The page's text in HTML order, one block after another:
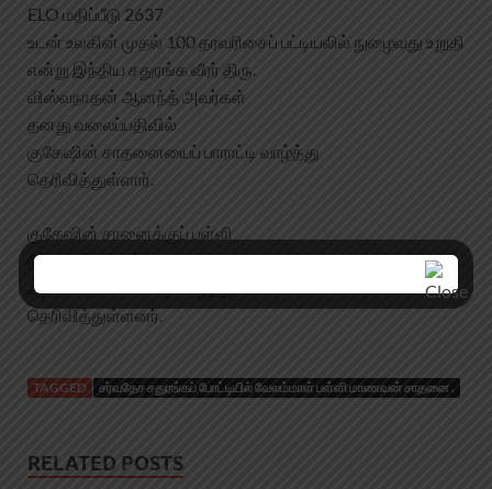
ELO மதிப்பீடு 2637
உடன் உலகின் முதல் 100 தரவரிசைப் பட்டியலில் நுழைவது உறுதி
என்று இந்திய சதுரங்க வீரர் திரு.
விஸ்வநாதன் ஆனந்த் அவர்கள்
தனது வலைப்பதிவில்
குகேஷின்‌ சாதனையைப் பாராட்டி வாழ்த்து
தெரிவித்துள்ளார்.
குகேஷின் சானைக்குப் பள்ளி
நிர்வாகம் மற்றும்
ஆசிரியர்கள் பாராட்டி வாழ்த்து
தெரிவித்துள்ளனர்.
TAGGED சர்வதேச சதுரங்கப் போட்டியில் வேலம்மாள் பள்ளி மாணவன் சாதனை .
RELATED POSTS